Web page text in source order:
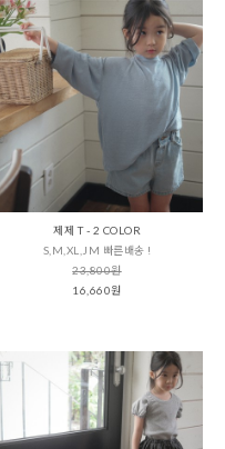
제제 T - 2 COLOR
S,M,XL,JM 빠른배송 !
23,800원
16,660원